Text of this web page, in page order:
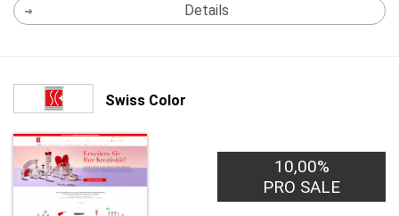
Details
Swiss Color
10,00%
PRO SALE